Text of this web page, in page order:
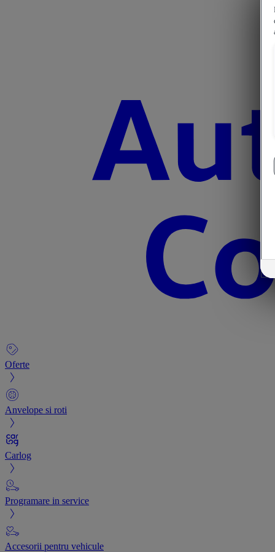
Oferte
Anvelope si roti
Carlog
Programare in service
Accesorii pentru vehicule